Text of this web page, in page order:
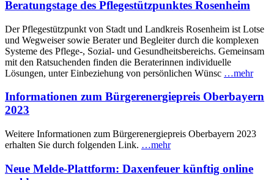
Beratungstage des Pflegestützpunktes Rosenheim
Der Pflegestützpunkt von Stadt und Landkreis Rosenheim ist Lotse
und Wegweiser sowie Berater und Begleiter durch die komplexen
Systeme des Pflege-, Sozial- und Gesundheitsbereichs. Gemeinsam
mit den Ratsuchenden finden die Beraterinnen individuelle
Lösungen, unter Einbeziehung von persönlichen Wünsc …mehr
Informationen zum Bürgerenergiepreis Oberbayern
2023
Weitere Informationen zum Bürgerenergiepreis Oberbayern 2023
erhalten Sie durch folgenden Link. …mehr
Neue Melde-Plattform: Daxenfeuer künftig online